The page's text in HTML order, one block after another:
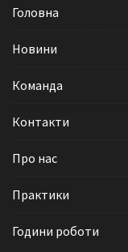
Головна
Новини
Команда
Контакти
Про нас
Практики
Години роботи